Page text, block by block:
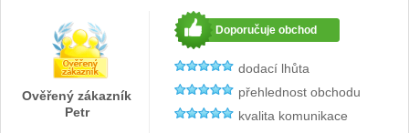
Ověřený zákazník
Petr
Doporučuje obchod
dodací lhůta
přehlednost obchodu
kvalita komunikace